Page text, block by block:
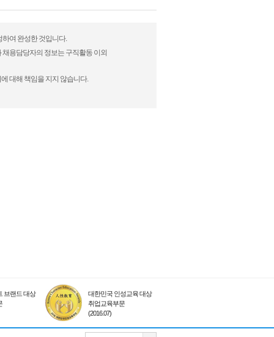
하여 완성한 것입니다.
용담당자의 정보는 구직활동 이외
대해 책임을 지지 않습니다.
브랜드 대상
대한민국 인성교육 대상
취업교육부문
(2016.07)